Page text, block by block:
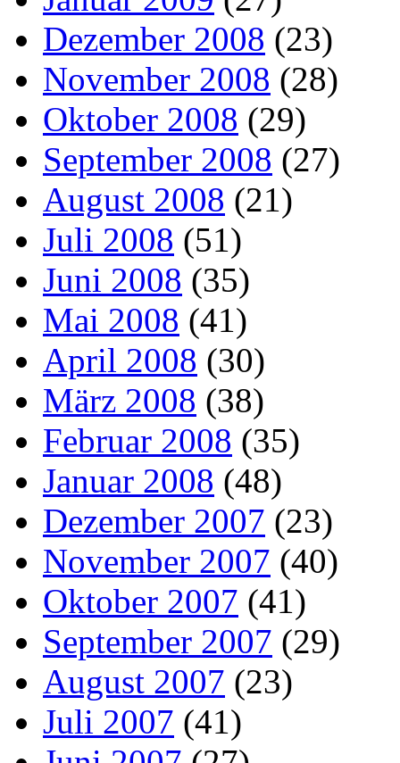
Dezember 2008 (23)
November 2008 (28)
Oktober 2008 (29)
September 2008 (27)
August 2008 (21)
Juli 2008 (51)
Juni 2008 (35)
Mai 2008 (41)
April 2008 (30)
März 2008 (38)
Februar 2008 (35)
Januar 2008 (48)
Dezember 2007 (23)
November 2007 (40)
Oktober 2007 (41)
September 2007 (29)
August 2007 (23)
Juli 2007 (41)